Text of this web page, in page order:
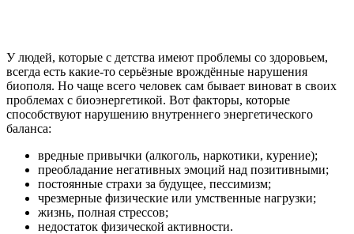
У людей, которые с детства имеют проблемы со здоровьем,
всегда есть какие-то серьёзные врождённые нарушения
биополя. Но чаще всего человек сам бывает виноват в своих
проблемах с биоэнергетикой. Вот факторы, которые
способствуют нарушению внутреннего энергетического
баланса:
вредные привычки (алкоголь, наркотики, курение);
преобладание негативных эмоций над позитивными;
постоянные страхи за будущее, пессимизм;
чрезмерные физические или умственные нагрузки;
жизнь, полная стрессов;
недостаток физической активности.